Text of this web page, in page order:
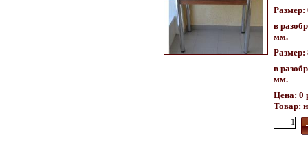
Размер:
в
мм.
Размер:
в
мм.
Цена: 0
Товар: